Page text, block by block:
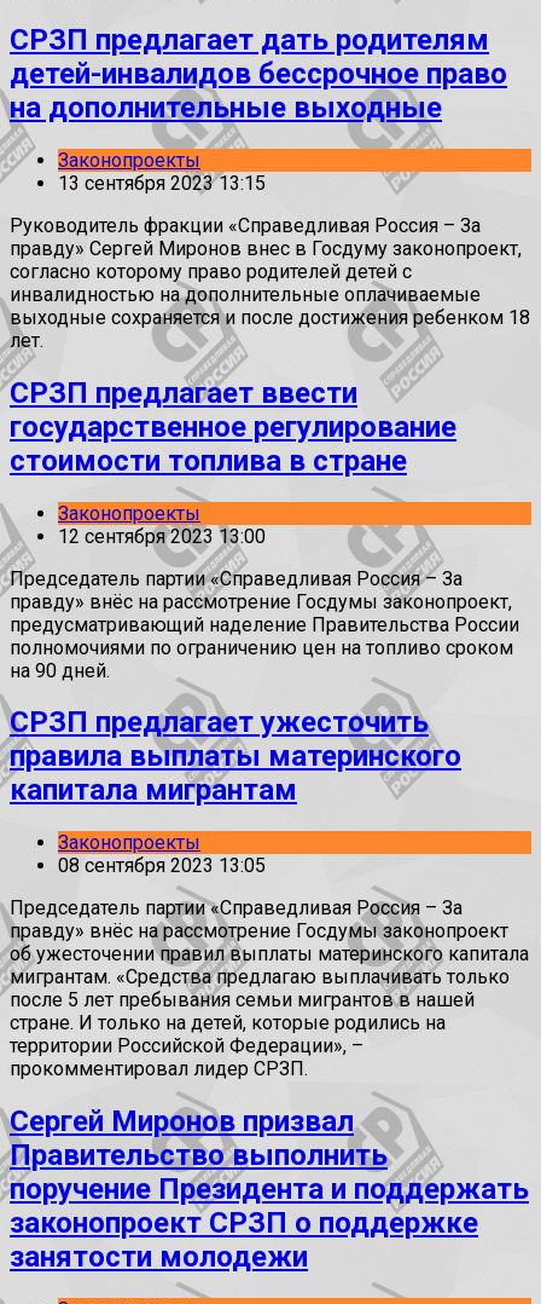
СРЗП предлагает дать родителям
детей-инвалидов бессрочное право
на дополнительные выходные
Законопроекты
13 сентября 2023 13:15
Руководитель фракции «Справедливая Россия – За
правду» Сергей Миронов внес в Госдуму законопроект,
согласно которому право родителей детей с
инвалидностью на дополнительные оплачиваемые
выходные сохраняется и после достижения ребенком 18
лет.
СРЗП предлагает ввести
государственное регулирование
стоимости топлива в стране
Законопроекты
12 сентября 2023 13:00
Председатель партии «Справедливая Россия – За
правду» внёс на рассмотрение Госдумы законопроект,
предусматривающий наделение Правительства России
полномочиями по ограничению цен на топливо сроком
на 90 дней.
СРЗП предлагает ужесточить
правила выплаты материнского
капитала мигрантам
Законопроекты
08 сентября 2023 13:05
Председатель партии «Справедливая Россия – За
правду» внёс на рассмотрение Госдумы законопроект
об ужесточении правил выплаты материнского капитала
мигрантам. «Средства предлагаю выплачивать только
после 5 лет пребывания семьи мигрантов в нашей
стране. И только на детей, которые родились на
территории Российской Федерации», –
прокомментировал лидер СРЗП.
Сергей Миронов призвал
Правительство выполнить
поручение Президента и поддержать
законопроект СРЗП о поддержке
занятости молодежи